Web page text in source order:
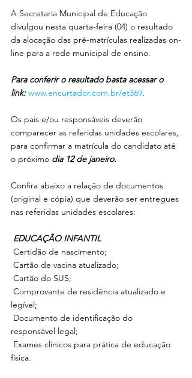
IMPORTANTE
A Secretaria Municipal de Educação
divulgou nesta quarta-feira (04) o resultado
da alocação das pré-matrículas realizadas on-
line para a rede municipal de ensino.
Para conferir o resultado basta acessar o
link: www.encurtador.com.br/et369.
Os pais e/ou responsáveis deverão
comparecer as referidas unidades escolares,
para confirmar a matrícula do candidato até
o próximo dia 12 de janeiro.
Confira abaixo a relação de documentos
(original e cópia) que deverão ser entregues
nas referidas unidades escolares:
EDUCAÇÃO INFANTIL
Certidão de nascimento;
Cartão de vacina atualizado;
Cartão do SUS;
legível;
responsável legal;
física.